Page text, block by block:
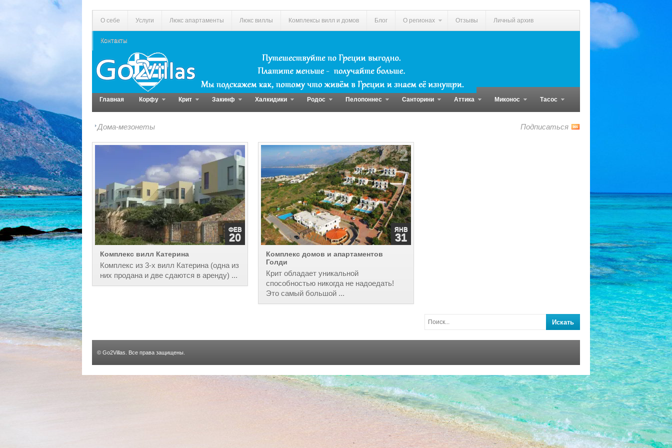
О себе Услуги Люкс апартаменты Люкс виллы Комплексы вилл и домов Блог О регионах Отзывы Личный архив
Контакты
Главная Корфу Крит Закинф Халкидики Родос Пелопоннес Санторини Аттика Миконос Тасос
Дома-мезонеты Подписаться
0
ФЕВ
20
Комплекс вилл Катерина
Комплекс из 3-х вилл Катерина (одна из
них продана и две сдаются в аренду) ...
2
ЯНВ
31
Комплекс домов и апартаментов
Голди
Крит обладает уникальной
способностью никогда не надоедать!
Это самый большой ...
© Go2Villas . Все права защищены.